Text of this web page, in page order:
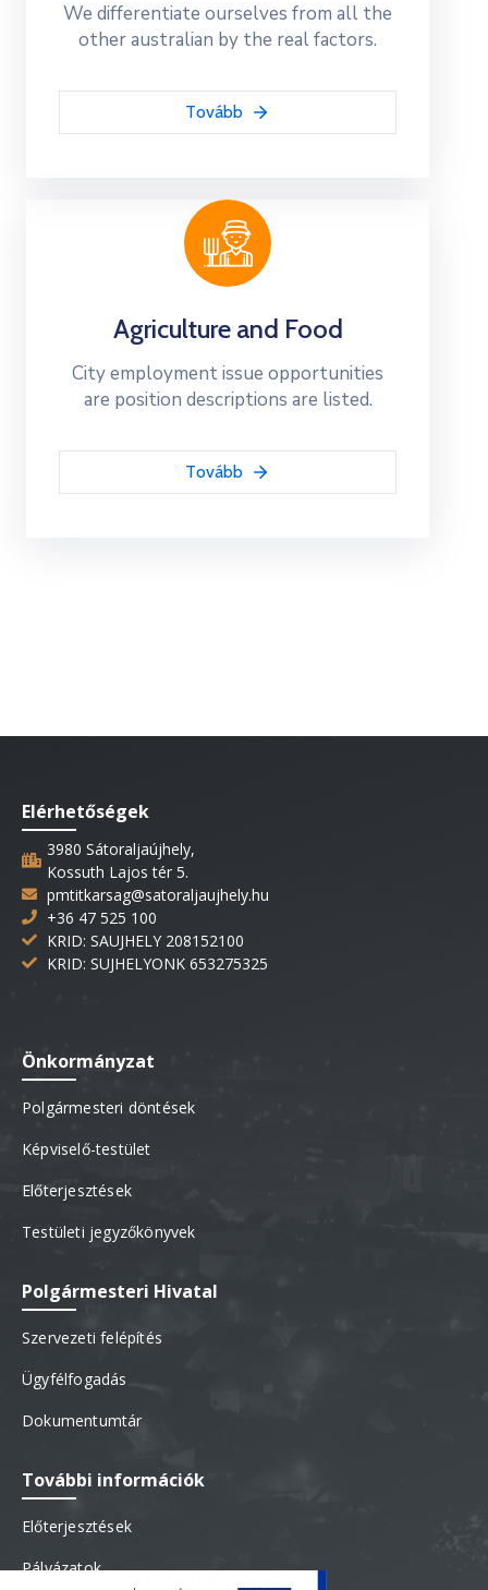
We differentiate ourselves from all the
other australian by the real factors.
Tovább
Agriculture and Food
City employment issue opportunities
are position descriptions are listed.
Tovább
Elérhetőségek
3980 Sátoraljaújhely,
Kossuth Lajos tér 5.
pmtitkarsag@satoraljaujhely.hu
+36 47 525 100
KRID: SAUJHELY 208152100
KRID: SUJHELYONK 653275325
Önkormányzat
Polgármesteri döntések
Képviselő-testület
Előterjesztések
Testületi jegyzőkönyvek
Polgármesteri Hivatal
Szervezeti felépítés
Ügyfélfogadás
Dokumentumtár
További információk
Előterjesztések
Pályázatok